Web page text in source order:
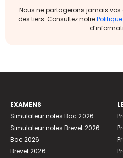
Nous ne partagerons jamais
des tiers. Consultez notre
EXAMENS
Simulateur notes Bac 2026
Simulateur notes Brevet 2026
Bac 2026
Brevet 2026